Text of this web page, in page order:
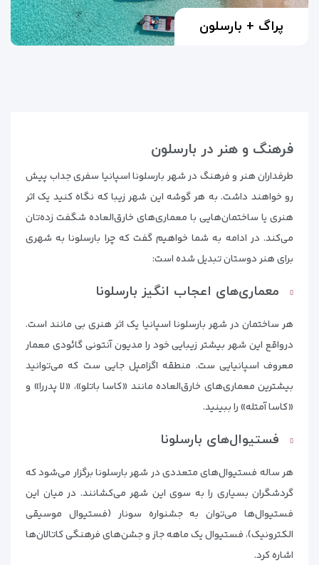
پراگ + بارسلون
فرهنگ و هنر در بارسلون
طرفداران هنر و فرهنگ در شهر بارسلونا اسپانیا سفری جداب پیش
رو خواهند داشت. به هر گوشه این شهر زیبا که نگاه کنید یک اثر
هنری یا ساختمان‌‌هایی با معماری‌های خارق‌العاده شگفت زده‌تان
می‌کند. در ادامه به شما خواهیم گفت که چرا بارسلونا به شهری
برای هنر دوستان تبدیل شده است:
معماری‌های اعجاب انگیز بارسلونا
هر ساختمان در شهر بارسلونا اسپانیا یک اثر هنری بی مانند است.
درواقع این شهر بیشتر زیبایی خود را مدیون آنتونی گائودی معمار
معروف اسپانیایی ست. منطقه اگزامپل جایی ست که می‌توانید
بیشترین معماری‌های خارق‌العاده مانند «کاسا باتلو»، «لا پدررا» و
«کاسا آمتله» را ببینید.
فستیوال‌های بارسلونا
هر ساله فستیوال‌های متعددی در شهر بارسلونا برگزار می‌شود که
گردشگران بسیاری را به سوی این شهر می‌کشانند. در میان این
فستیوال‌ها می‌توان به جشنواره سونار (فستیوال موسیقی
الکترونیک)، فستیوال یک ماهه جاز و جشن‌های فرهنگی کاتالان‌ها
اشاره کرد.